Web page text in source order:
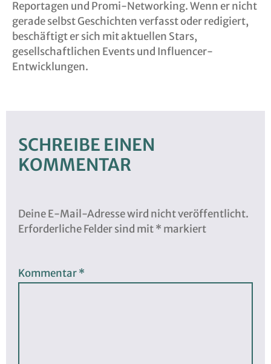
Reportagen und Promi-Networking. Wenn er nicht
gerade selbst Geschichten verfasst oder redigiert,
beschäftigt er sich mit aktuellen Stars,
gesellschaftlichen Events und Influencer-
Entwicklungen.
SCHREIBE EINEN
KOMMENTAR
Deine E-Mail-Adresse wird nicht veröffentlicht.
Erforderliche Felder sind mit* markiert
Kommentar*